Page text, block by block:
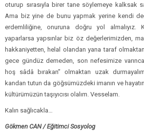
oturup sırasıyla birer tane söylemeye kalksak
Ama biz yine de bunu yapmak yerine kendi
erdemliliğine, onuruna doğru yol
yaparlarsa yapsınlar biz öz değerlerimizden,
hakkaniyetten, helal olandan yana taraf
gece gündüz demeden, son nefesimize
hoş sâdâ bırakan” olmaktan uzak
kandan tutun da göğsümüzdeki imanın ve
kültürümüzün taşıyıcısı olalım. Vesselam.
Kalın sağlıcakla…
Gökmen CAN /Eğitimci Sosyolog